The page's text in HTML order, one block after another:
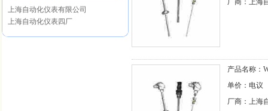
上海自动化仪表有限公司
上海自动化仪表四厂
厂商：上海
产品名称：
单价：电议
厂商：上海